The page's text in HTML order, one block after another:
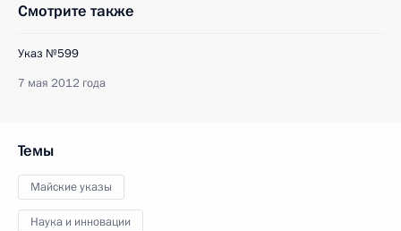
Смотрите также
Указ №599
7 мая 2012 года
Темы
Майские указы
Наука и инновации